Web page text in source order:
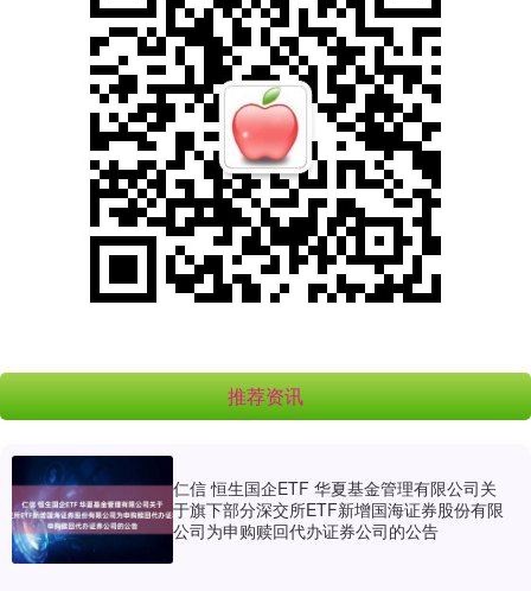
推荐资讯
仁信 恒生国企ETF 华夏基金管理有限公司关
于旗下部分深交所ETF新增国海证券股份有限
公司为申购赎回代办证券公司的公告